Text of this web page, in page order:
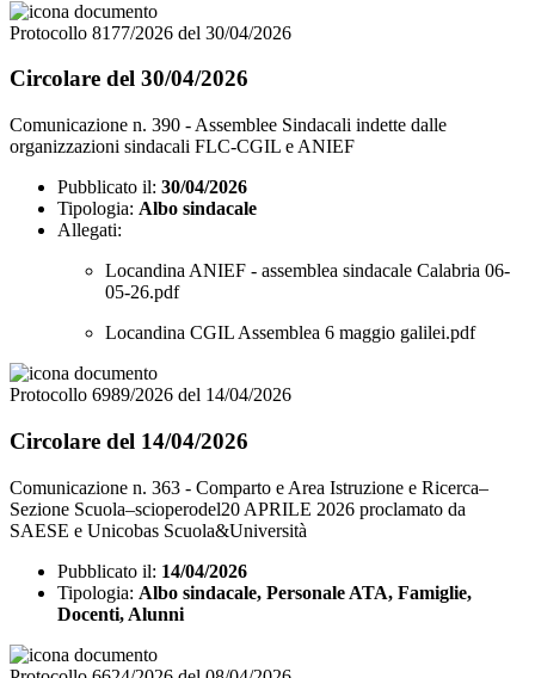
Protocollo 8177/2026 del 30/04/2026
Circolare del 30/04/2026
Comunicazione n. 390 - Assemblee Sindacali indette dalle
organizzazioni sindacali FLC-CGIL e ANIEF
Pubblicato il: 30/04/2026
Tipologia: Albo sindacale
Allegati:
Locandina ANIEF - assemblea sindacale Calabria 06-
05-26.pdf
Locandina CGIL Assemblea 6 maggio galilei.pdf
Protocollo 6989/2026 del 14/04/2026
Circolare del 14/04/2026
Comunicazione n. 363 - Comparto e Area Istruzione e Ricerca–
Sezione Scuola–scioperodel20 APRILE 2026 proclamato da
SAESE e Unicobas Scuola&Università
Pubblicato il: 14/04/2026
Tipologia: Albo sindacale, Personale ATA, Famiglie,
Docenti, Alunni